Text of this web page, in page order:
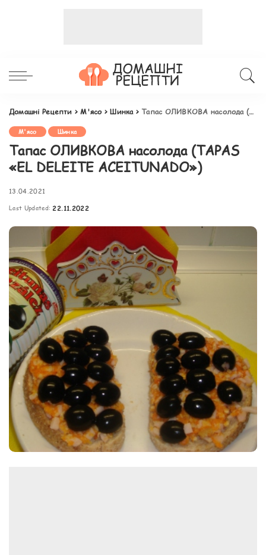
Домашні Рецепти >М'ясо>Шинка> Тапас ОЛИВКОВА насолода (TAPAS «EL DELEITE ACEITUNADO»)
М'ясо Шинка
Тапас ОЛИВКОВА насолода (TAPAS
«EL DELEITE ACEITUNADO»)
13.04.2021
Last Updated: 22.11.2022